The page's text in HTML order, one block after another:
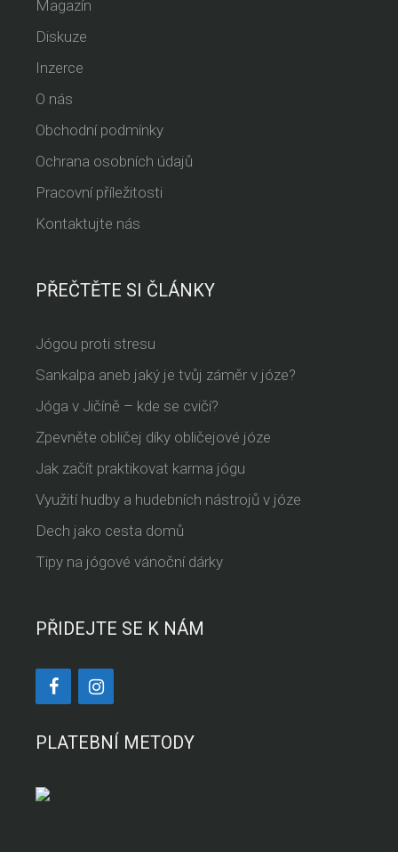
Magazín
Diskuze
Inzerce
O nás
Obchodní podmínky
Ochrana osobních údajů
Pracovní příležitosti
Kontaktujte nás
PŘEČTĚTE SI ČLÁNKY
Jógou proti stresu
Sankalpa aneb jaký je tvůj záměr v józe?
Jóga v Jičíně – kde se cvičí?
Zpevněte obličej díky obličejové józe
Jak začít praktikovat karma jógu
Využití hudby a hudebních nástrojů v józe
Dech jako cesta domů
Tipy na jógové vánoční dárky
PŘIDEJTE SE K NÁM
PLATEBNÍ METODY